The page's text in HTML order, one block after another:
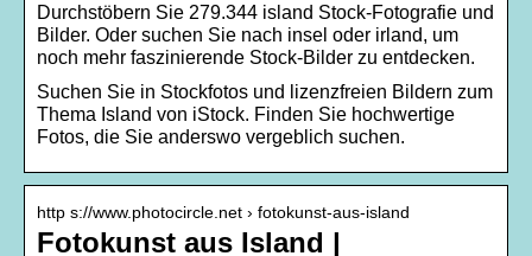
Durchstöbern Sie 279.344 island Stock-Fotografie und
Bilder. Oder suchen Sie nach insel oder irland, um
noch mehr faszinierende Stock-Bilder zu entdecken.
Suchen Sie in Stockfotos und lizenzfreien Bildern zum
Thema Island von iStock. Finden Sie hochwertige
Fotos, die Sie anderswo vergeblich suchen.
http s://www.photocircle.net › fotokunst-aus-island
Fotokunst aus Island |